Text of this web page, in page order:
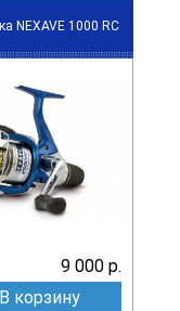
NEXAVE 1000 RC
9 000 р.
В корзину